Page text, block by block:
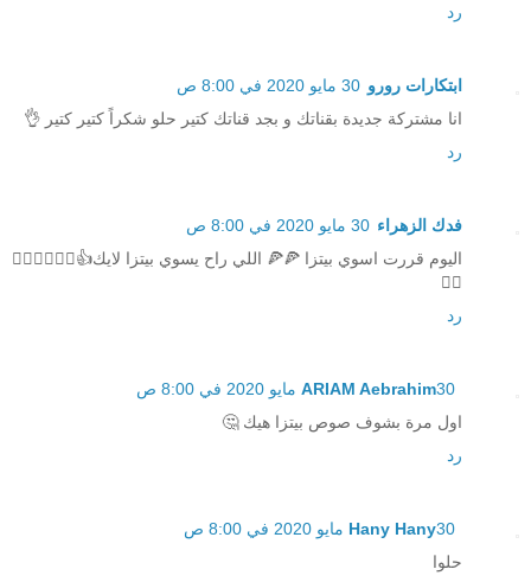
رد
ابتكارات رورو 30 مايو 2020 في 8:00 ص
انا مشتركة جديدة بقناتك و بجد قناتك كتير حلو شكراً كتير كتير 👌
رد
فدك الزهراء 30 مايو 2020 في 8:00 ص
اليوم قررت اسوي بيتزا 🍕🍕 اللي راح يسوي بيتزا لايك👍👍🏻👍🏻👍🏻
👍🏻
رد
ARIAM Aebrahim30 مايو 2020 في 8:00 ص
اول مرة بشوف صوص بيتزا هيك 🤔
رد
Hany Hany30 مايو 2020 في 8:00 ص
حلوا